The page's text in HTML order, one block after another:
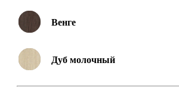
Венге
Дуб молочный